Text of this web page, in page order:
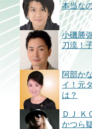
本当な
小磯勝
刀流！
阿部か
イ！元
は？
ＤＪ Ｋ
かつら